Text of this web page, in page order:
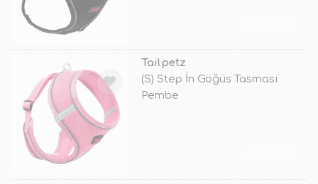
Tailpetz
(S) Step İn Göğüs Tasması
Pembe